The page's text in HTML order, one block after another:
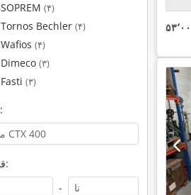
SOPREM (۴)
Tornos Bechler (۴)
Wafios (۴)
Dimeco (۳)
Fasti (۳)
مدل:
قیمت:
-